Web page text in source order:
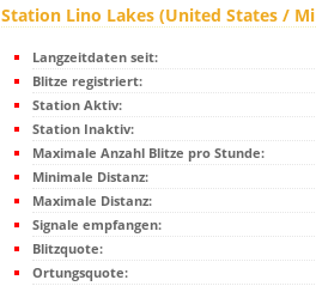
Station Lino Lakes (United States /
Langzeitdaten seit:
Blitze registriert:
Station Aktiv:
Station Inaktiv:
Maximale Anzahl Blitze pro Stunde:
Minimale Distanz:
Maximale Distanz:
Signale empfangen:
Blitzquote:
Ortungsquote: